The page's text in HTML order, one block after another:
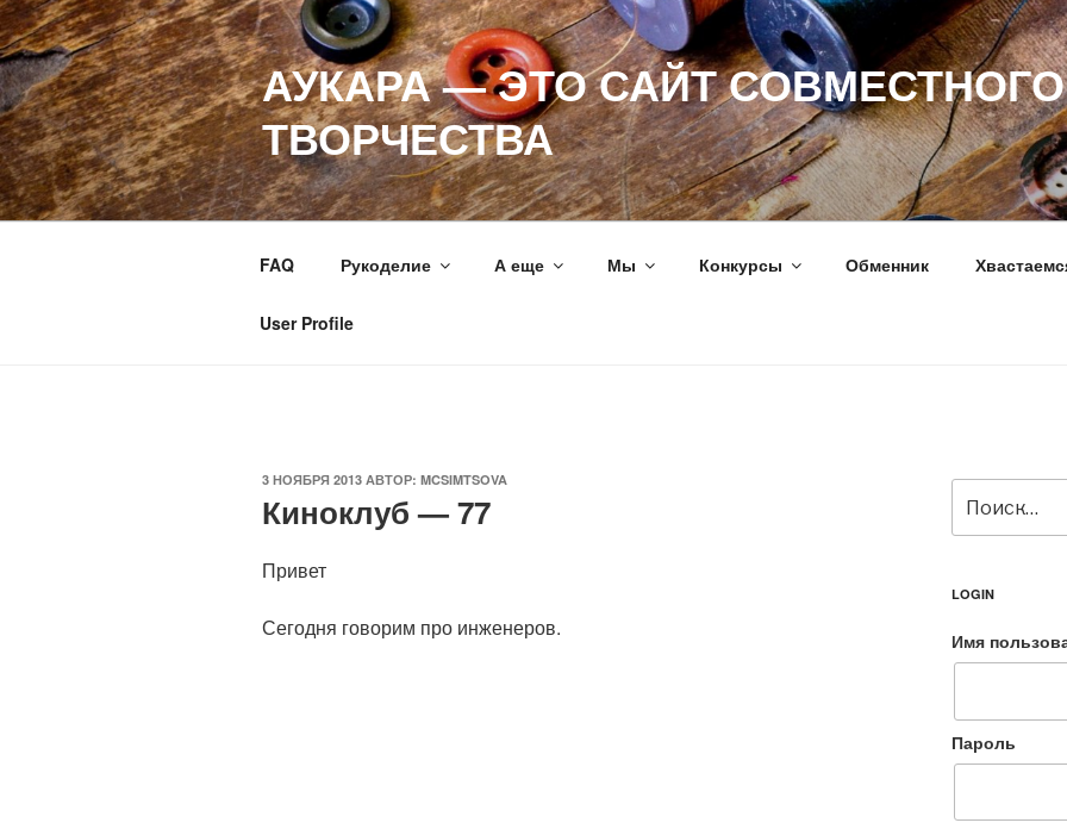
Перейти
к
содержимому
АУКАРА — ЭТО САЙТ СОВМЕСТНОГО
ТВОРЧЕСТВА
FAQ Рукоделие А еще Мы Конкурсы Обменник
User Profile
ОПУБЛИКОВАНО
3 НОЯБРЯ 2013 АВТОР: MCSIMTSOVA
Киноклуб — 77
Привет
Сегодня говорим про инженеров.
LOGIN
Имя
Пароль